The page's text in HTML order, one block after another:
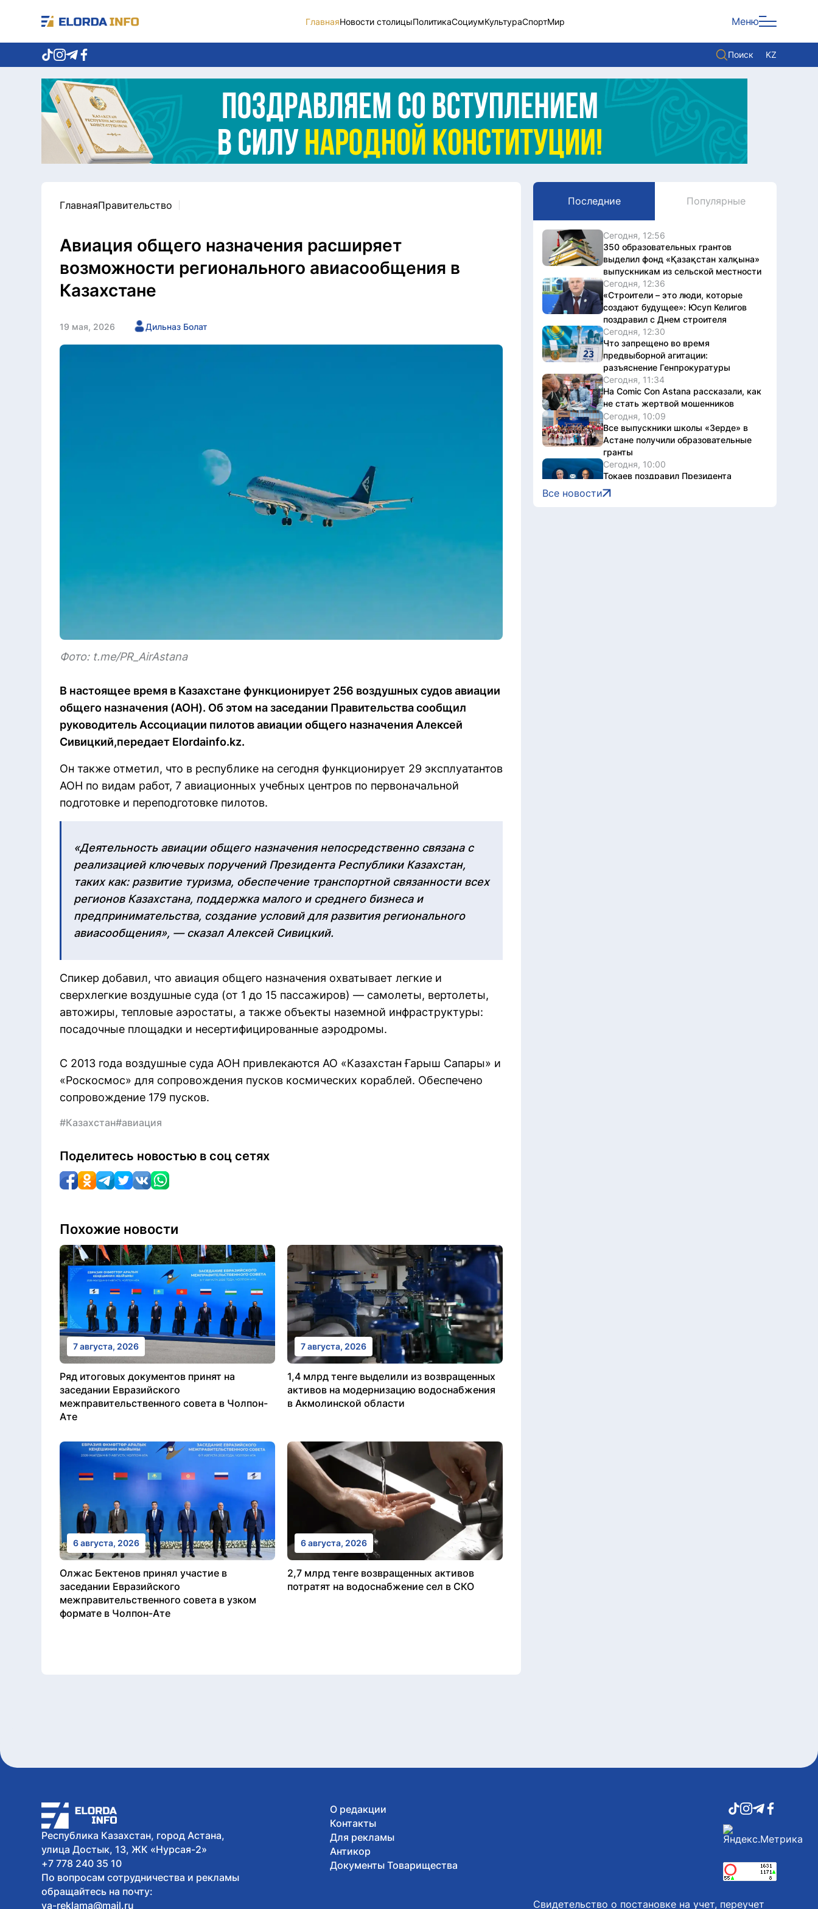
ГлавнаяНовости столицыПолитикаСоциумКультураСпортМир Меню
Поиск KZ
Новости столицы
Политика
Социум
Экономика
Спорт
Культура
Служба Комплаенс
Этический кодекс
Служу стране
ГлавнаяПравительство
Авиация общего назначения расширяет
возможности регионального авиасообщения в
Казахстане
19 мая, 2026 Дильназ Болат
Фото: t.me/PR_AirAstana
В настоящее время в Казахстане функционирует 256 воздушных судов авиации
общего назначения (АОН). Об этом на заседании Правительства сообщил
руководитель Ассоциации пилотов авиации общего назначения Алексей
Сивицкий,передает Elordainfo.kz.
Он также отметил, что в республике на сегодня функционирует 29 эксплуатантов
АОН по видам работ, 7 авиационных учебных центров по первоначальной
подготовке и переподготовке пилотов.
«Деятельность авиации общего назначения непосредственно связана с
реализацией ключевых поручений Президента Республики Казахстан,
таких как: развитие туризма, обеспечение транспортной связанности всех
регионов Казахстана, поддержка малого и среднего бизнеса и
предпринимательства, создание условий для развития регионального
авиасообщения», — сказал Алексей Сивицкий.
Спикер добавил, что авиация общего назначения охватывает легкие и
сверхлегкие воздушные суда (от 1 до 15 пассажиров) — самолеты, вертолеты,
автожиры, тепловые аэростаты, а также объекты наземной инфраструктуры:
посадочные площадки и несертифицированные аэродромы.
С 2013 года воздушные суда АОН привлекаются АО «Казахстан Ғарыш Сапары» и
«Роскосмос» для сопровождения пусков космических кораблей. Обеспечено
сопровождение 179 пусков.
#Казахстан#авиация
Поделитесь новостью в соц сетях
Похожие новости
7 августа, 2026
Ряд итоговых документов принят на
заседании Евразийского
межправительственного совета в Чолпон-
Ате
7 августа, 2026
1,4 млрд тенге выделили из возвращенных
активов на модернизацию водоснабжения
в Акмолинской области
6 августа, 2026
Олжас Бектенов принял участие в
заседании Евразийского
межправительственного совета в узком
формате в Чолпон-Ате
6 августа, 2026
2,7 млрд тенге возвращенных активов
потратят на водоснабжение сел в СКО
Последние Популярные
Сегодня, 12:56
350 образовательных грантов
выделил фонд «Қазақстан халқына»
выпускникам из сельской местности
Сегодня, 12:36
«Строители – это люди, которые
создают будущее»: Юсуп Келигов
поздравил с Днем строителя
Сегодня, 12:30
Что запрещено во время
предвыборной агитации:
разъяснение Генпрокуратуры
Сегодня, 11:34
На Comic Con Astana рассказали, как
не стать жертвой мошенников
Сегодня, 10:09
Все выпускники школы «Зерде» в
Астане получили образовательные
гранты
Сегодня, 10:00
Токаев поздравил Президента
Сингапура с Днем независимости
Сегодня, 09:30
Все новости
Республика Казахстан, город Астана,
улица Достык, 13, ЖК «Нурсая-2»
+7 778 240 35 10
По вопросам сотрудничества и рекламы
обращайтесь на почту:
va-reklama@mail.ru
О редакции
Контакты
Для рекламы
Антикор
Документы Товарищества
Свидетельство о постановке на учет, переучет